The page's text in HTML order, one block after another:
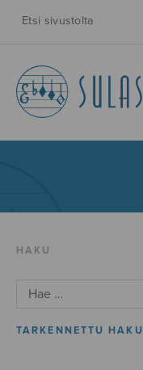
HAKU
TARKENNETTU HAKU